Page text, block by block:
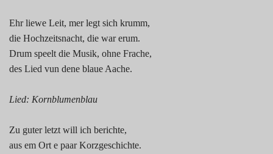
Ehr liewe Leit, mer legt sich krumm,
die Hochzeitsnacht, die war erum.
Drum speelt die Musik, ohne Frache,
des Lied vun dene blaue Aache.
Lied: Kornblumenblau
Zu guter letzt will ich berichte,
aus em Ort e paar Korzgeschichte.